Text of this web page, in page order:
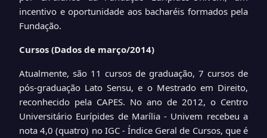
incentivo e oportunidade aos bacharéis formados pela
Fundação.
Cursos (Dados de março/2014)
Atualmente, são 11 cursos de graduação, 7 cursos de
pós-graduação Lato Sensu, e o Mestrado em Direito,
reconhecido pela CAPES. No ano de 2012, o Centro
Universitário Eurípides de Marília - Univem recebeu a
nota 4,0 (quatro) no IGC - Índice Geral de Cursos, que é